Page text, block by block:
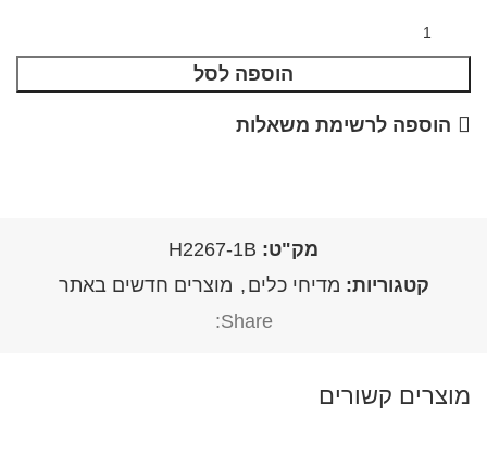
הוספה לסל
הוספה לרשימת משאלות
מק"ט: H2267-1B
קטגוריות: מדיחי כלים , מוצרים חדשים באתר
Share:
מוצרים קשורים